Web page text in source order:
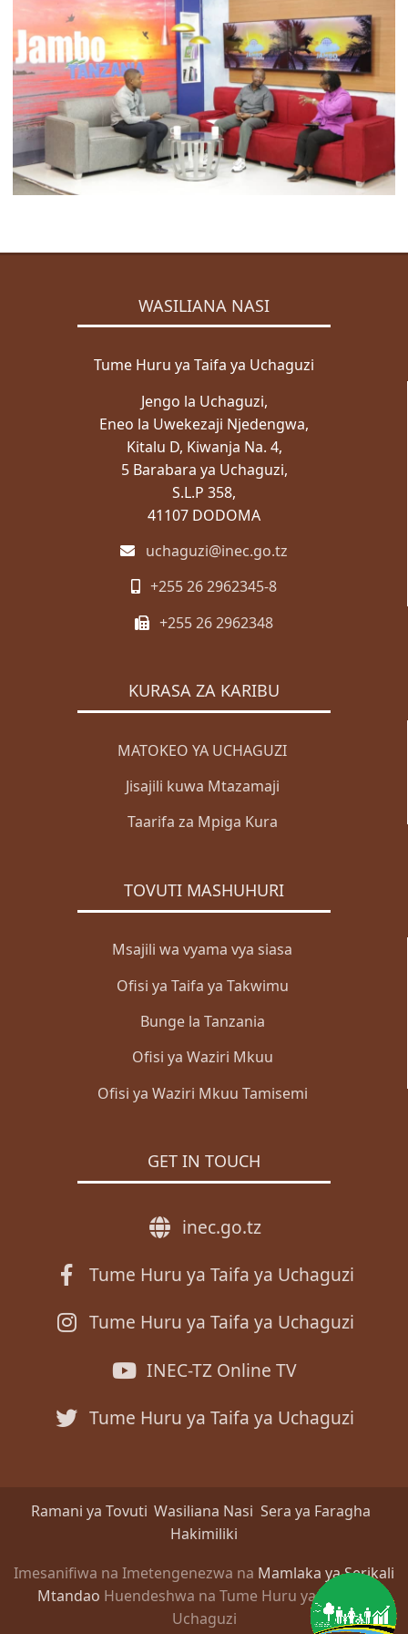
ZABUNI
Zabuni za Ndani
Zabuni za Kimataifa
Wazabuni Walioshinda
WASILIANA NASI
Wasiliana Nasi
WASILIANA NASI
Tume Huru ya Taifa ya Uchaguzi
Jengo la Uchaguzi,
Eneo la Uwekezaji Njedengwa,
Kitalu D, Kiwanja Na. 4,
5 Barabara ya Uchaguzi,
S.L.P 358,
41107 DODOMA
uchaguzi@inec.go.tz
+255 26 2962345-8
+255 26 2962348
KURASA ZA KARIBU
MATOKEO YA UCHAGUZI
Jisajili kuwa Mtazamaji
Taarifa za Mpiga Kura
TOVUTI MASHUHURI
Msajili wa vyama vya siasa
Ofisi ya Taifa ya Takwimu
Bunge la Tanzania
Ofisi ya Waziri Mkuu
Ofisi ya Waziri Mkuu Tamisemi
GET IN TOUCH
inec.go.tz
Tume Huru ya Taifa ya Uchaguzi
Tume Huru ya Taifa ya Uchaguzi
INEC-TZ Online TV
Tume Huru ya Taifa ya Uchaguzi
Ramani ya Tovuti Wasiliana Nasi Sera ya Faragha
Hakimiliki
Imesanifiwa na Imetengenezwa na Mamlaka ya Serikali
Mtandao Huendeshwa na Tume Huru ya Taifa ya
Uchaguzi